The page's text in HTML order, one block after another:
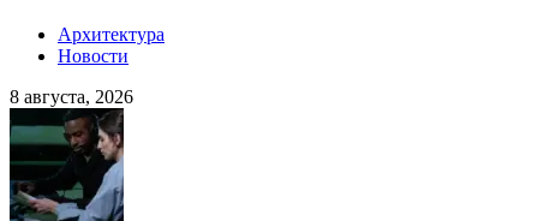
Архитектура
Новости
8 августа, 2026